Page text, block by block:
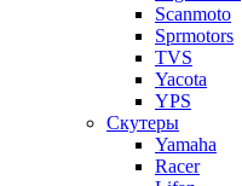
Scanmoto
Sprmotors
TVS
Yacota
YPS
Скутеры
Yamaha
Racer